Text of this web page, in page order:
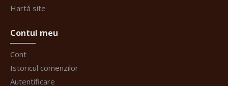
Hartă site
Contul meu
Cont
Istoricul comenzilor
Autentificare